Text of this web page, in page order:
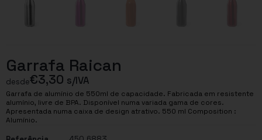
Garrafa Raican
desde€3,30 s/IVA
Garrafa de alumínio de 550ml de capacidade. Fabricada em resistente
alumínio, livre de BPA. Disponível numa variada gama de cores.
Apresentada numa caixa de design atrativo. 550 ml Composition :
Alumínio.